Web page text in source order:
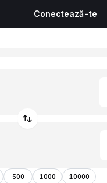
Conectează-te
500 1000 10000